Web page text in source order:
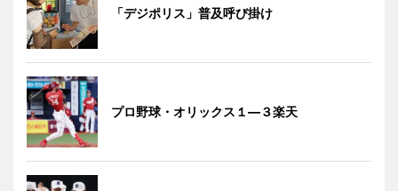
「デジポリス」普及呼び掛け
プロ野球・オリックス１―３楽天